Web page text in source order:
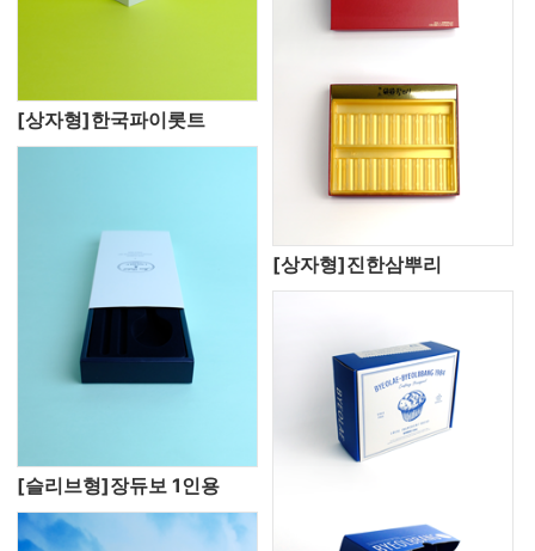
[상자형]한국파이롯트
[슬리브형]장듀보 1인용
[상자형]진한삼뿌리